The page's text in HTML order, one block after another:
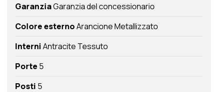
GaranziaGaranzia del concessionario
Colore esternoArancione Metallizzato
InterniAntracite Tessuto
Porte 5
Posti 5